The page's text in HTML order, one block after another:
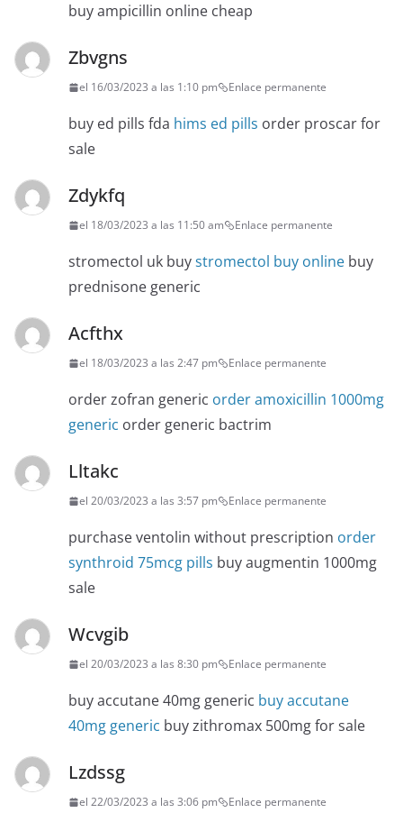
buy ampicillin online cheap
Zbvgns
el 16/03/2023 a las 1:10 pm Enlace permanente
buy ed pills fda hims ed pills order proscar for
sale
Zdykfq
el 18/03/2023 a las 11:50 am Enlace permanente
stromectol uk buystromectol buy online buy
prednisone generic
Acfthx
el 18/03/2023 a las 2:47 pm Enlace permanente
order zofran generic order amoxicillin 1000mg
generic order generic bactrim
Lltakc
el 20/03/2023 a las 3:57 pm Enlace permanente
purchase ventolin without prescription order
synthroid 75mcg pills buy augmentin 1000mg
sale
Wcvgib
el 20/03/2023 a las 8:30 pm Enlace permanente
buy accutane 40mg generic buy accutane
40mg generic buy zithromax 500mg for sale
Lzdssg
el 22/03/2023 a las 3:06 pm Enlace permanente